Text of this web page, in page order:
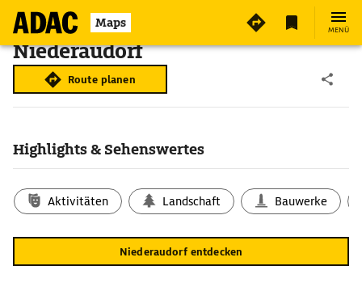
Maps MENÜ
Niederaudorf
Route planen
Highlights & Sehenswertes
Aktivitäten Landschaft Bauwerke
Niederaudorf entdecken